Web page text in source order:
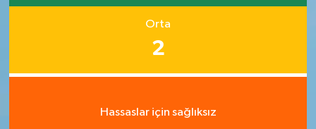
Orta
2
Hassaslar için sağlıksız